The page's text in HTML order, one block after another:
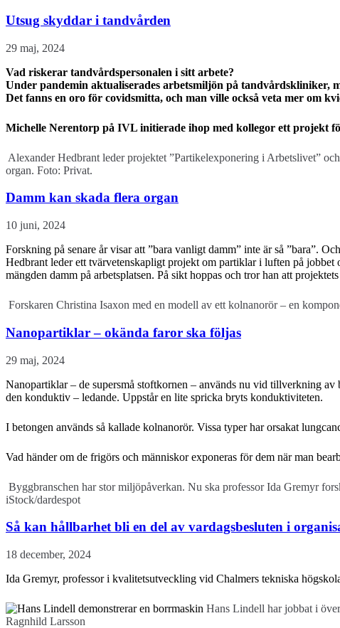
Utsug skyddar i tandvården
29 maj, 2024
Vad riskerar tandvårdspersonalen i sitt arbete?
Under pandemin aktualiserades arbetsmiljön på tandvårdskliniker,
Det fanns en oro för covidsmitta, och man ville också veta mer om
Michelle Nerentorp på IVL initierade ihop med kollegor ett projekt
Alexander Hedbrant leder projektet ”Partikelexponering i Arbetslivet”
organ. Foto: Privat.
Damm kan skada flera organ
10 juni, 2024
Forskning på senare år visar att ”bara vanligt damm” inte är så ”bara”.
Hedbrant leder ett tvärvetenskapligt projekt om partiklar i luften på
mängden damm på arbetsplatsen. På sikt hoppas och tror han att
Forskaren Christina Isaxon med en modell av ett kolnanorör – en
Nanopartiklar – okända faror ska följas
29 maj, 2024
Nanopartiklar – de supersmå stoftkornen – används nu vid tillverkning
den konduktiv – ledande. Uppstår en lite spricka bryts konduktiviteten.
I betongen används så kallade kolnanorör. Vissa typer har orsakat
Vad händer om de frigörs och människor exponeras för dem när man
Byggbranschen har stor miljöpåverkan. Nu ska professor Ida Gremyr
iStock/dardespot
Så kan hållbarhet bli en del av vardagsbesluten i
18 december, 2024
Ida Gremyr, professor i kvalitetsutveckling vid Chalmers tekniska
Hans Lindell har jobbat i
Ragnhild Larsson